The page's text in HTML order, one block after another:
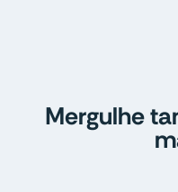
Mergulhe